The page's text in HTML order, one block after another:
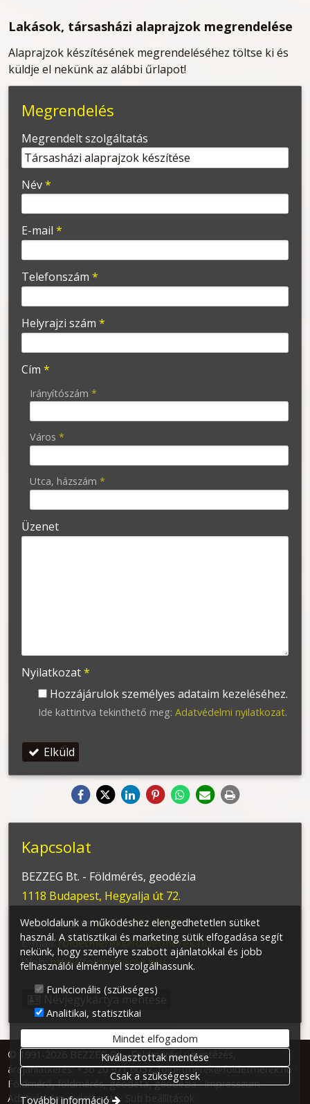
Lakások, társasházi alaprajzok megrendelése
Alaprajzok készítésének megrendeléséhez töltse ki és
küldje el nekünk az alábbi űrlapot!
Megrendelés
Megrendelt szolgáltatás
Név*
E-mail *
Telefonszám *
Helyrajzi szám *
Cím *
Irányítószám *
Város *
Utca, házszám *
Üzenet
Nyilatkozat*
Hozzájárulok személyes adataim kezeléséhez.
Ide kattintva tekinthető meg: Adatvédelmi nyilatkozat.
Elküld
Kapcsolat
BEZZEG Bt. - Földmérés, geodézia
1118 Budapest, Hegyalja út 72.
Telefonszám:+36 20 971 6057
E-mail: foldetmerek@foldetmerek.hu
Web: http://foldetmerek.hu/
Névjegykártya mentése
© 1991-2026 BEZZEG Bt. · Földmérési ügyintézés,
árajánlatkérés: +36 20 971 6057, foldetmerek@foldetmerek.hu ·
Földmérő, földmérés, geodéta, geodézia Impresszum
Adatvédelmi nyilatkozat
Süti beállítások
Weboldalunk a működéshez elengedhetetlen sütiket
használ. A statisztikai és marketing sütik elfogadása segít
nekünk, hogy személyre szabott ajánlatokkal és jobb
felhasználói élménnyel szolgálhassunk.
Funkcionális (szükséges)
Analitikai, statisztikai
Mindet elfogadom
Kiválasztottak mentése
Csak a szükségesek
További információ